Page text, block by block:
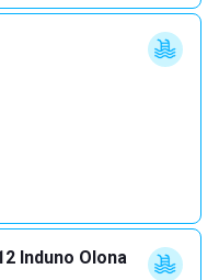
Induno Olona